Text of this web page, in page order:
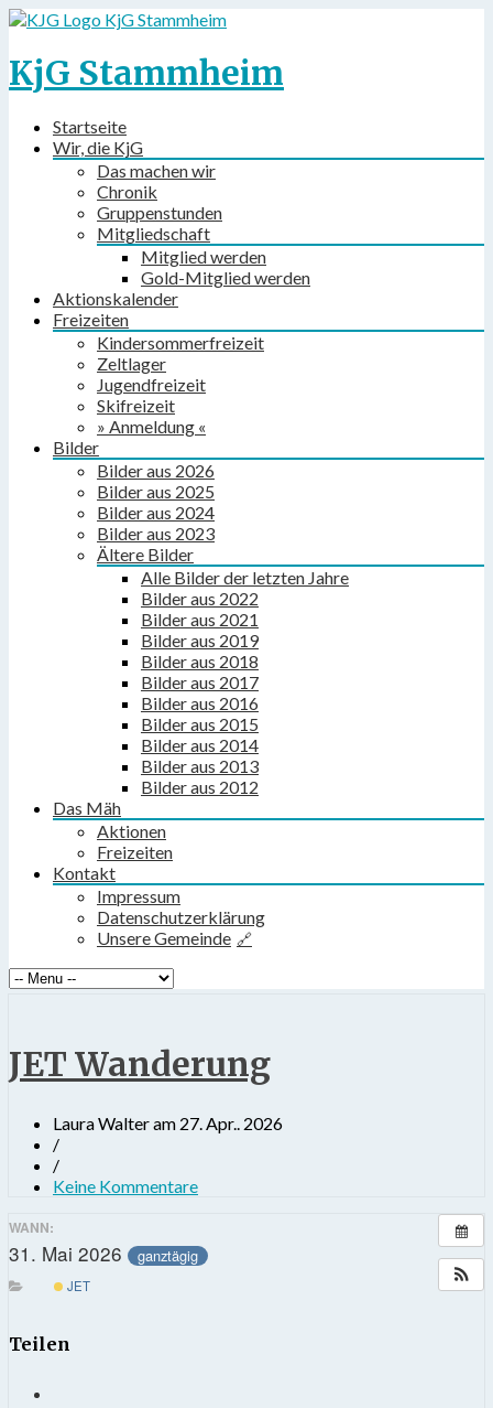
KjG Stammheim
KjG Stammheim
Startseite
Wir, die KjG
Das machen wir
Chronik
Gruppenstunden
Mitgliedschaft
Mitglied werden
Gold-Mitglied werden
Aktionskalender
Freizeiten
Kindersommerfreizeit
Zeltlager
Jugendfreizeit
Skifreizeit
» Anmeldung «
Bilder
Bilder aus 2026
Bilder aus 2025
Bilder aus 2024
Bilder aus 2023
Ältere Bilder
Alle Bilder der letzten Jahre
Bilder aus 2022
Bilder aus 2021
Bilder aus 2019
Bilder aus 2018
Bilder aus 2017
Bilder aus 2016
Bilder aus 2015
Bilder aus 2014
Bilder aus 2013
Bilder aus 2012
Das Mäh
Aktionen
Freizeiten
Kontakt
Impressum
Datenschutzerklärung
Unsere Gemeinde
JET Wanderung
Laura Walteram 27. Apr.. 2026
/
/
Keine Kommentare
WANN:
31. Mai 2026 ganztägig
JET
Teilen